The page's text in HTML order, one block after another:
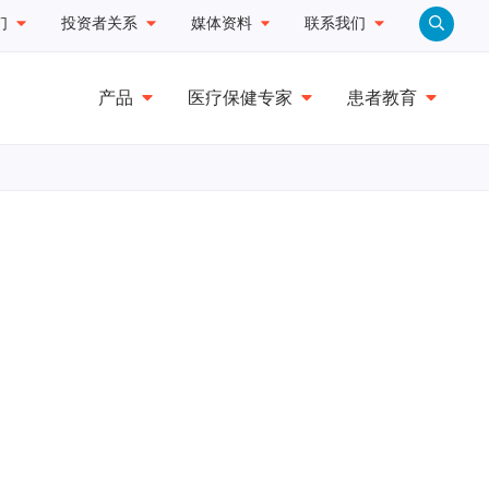
投资者关系 媒体资料 联系我们
产品 医疗保健专家 患者教育